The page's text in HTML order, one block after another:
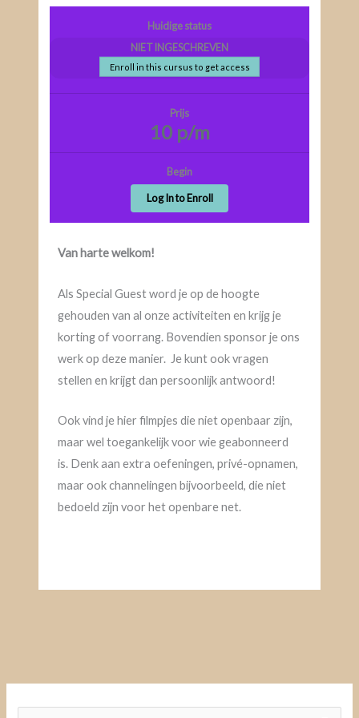
Huidige status
NIET INGESCHREVEN
Enroll in this cursus to get access
Prijs
10 p/m
Begin
Log In to Enroll
Van harte welkom!
Als Special Guest word je op de hoogte
gehouden van al onze activiteiten en krijg je
korting of voorrang. Bovendien sponsor je ons
werk op deze manier. Je kunt ook vragen
stellen en krijgt dan persoonlijk antwoord!
Ook vind je hier filmpjes die niet openbaar zijn,
maar wel toegankelijk voor wie geabonneerd
is. Denk aan extra oefeningen, privé-opnamen,
maar ook channelingen bijvoorbeeld, die niet
bedoeld zijn voor het openbare net.